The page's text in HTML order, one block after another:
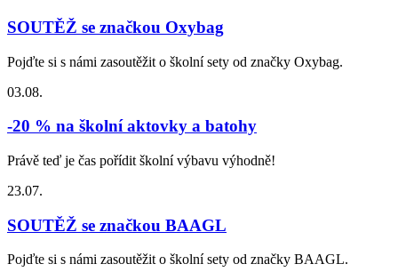
SOUTĚŽ se značkou Oxybag
Pojďte si s námi zasoutěžit o školní sety od značky Oxybag.
03.08.
-20 % na školní aktovky a batohy
Právě teď je čas pořídit školní výbavu výhodně!
23.07.
SOUTĚŽ se značkou BAAGL
Pojďte si s námi zasoutěžit o školní sety od značky BAAGL.